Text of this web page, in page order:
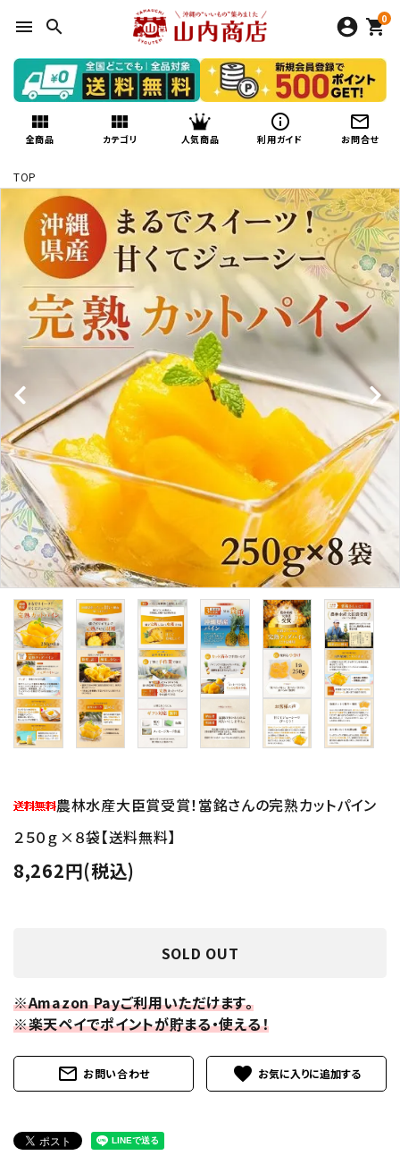
menu search 0
shopping_cart
view_module
全商品
view_module
カテゴリ 人気商品
info_outline
利用ガイド
mail_outline
お問合せ
TOP
農林水産大臣賞受賞！當銘さんの完熟カットパイン
２５０ｇ×８袋【送料無料】
8,262円(税込)
SOLD OUT
※Amazon Payご利用いただけます。
※楽天ペイでポイントが貯まる・使える！
mail_outline お問い合わせ favorite